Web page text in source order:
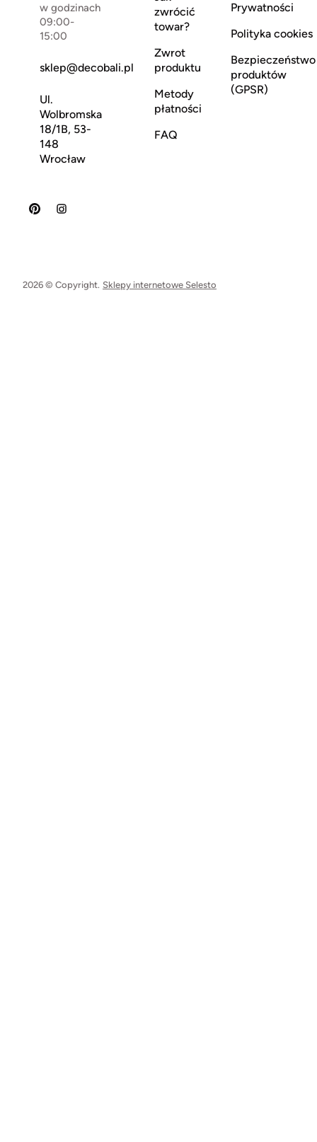
w godzinach
09:00-
15:00
sklep@decobali.pl
Ul.
Wolbromska
18/1B, 53-
148
Wrocław
zwrócić
towar?
Zwrot
produktu
Metody
płatności
FAQ
Prywatności
Polityka cookies
Bezpieczeństwo
produktów
(GPSR)
2026 © Copyright. Sklepy internetowe Selesto